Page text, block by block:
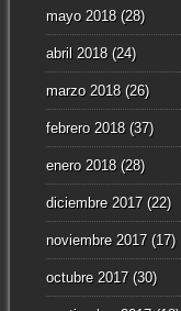
mayo 2018(28)
abril 2018(24)
marzo 2018(26)
febrero 2018(37)
enero 2018(28)
diciembre 2017(22)
noviembre 2017(17)
octubre 2017(30)